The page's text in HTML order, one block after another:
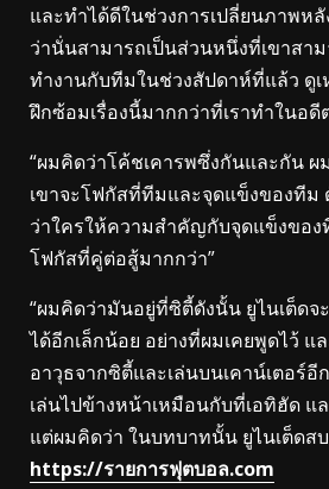
และทำได้ดีในช่วงการเปลี่ยนภาพห
ว่านั่นสามารถเป็นส่วนหนึ่งที่เขาสาม
ทำงานกับทีมในช่วงสัปดาห์ที่แล้ว ดูเ
ฝึกซ้อมเรื่องนี้มากกว่าที่เราทำในอดี
“ผมคิดว่าโค้ชเคารพซึ่งกันและกัน ผ
เขาจะโฟกัสที่ทีมและจุดแข็งของทีม
ว่าใครให้ความสำคัญกับจุดแข็งของ
โฟกัสที่คู่ต่อสู้มากกว่า”
“ผมคิดว่ามันอยู่ที่ซิตี้ดังนั้น ยูไนเต็ดจ
ได้อีกเล็กน้อย อย่างที่ผมเคยพูดไว้
อาวุธจากซิตี้และเล่นบนเคาน์เตอร์
เล่นไปข้างหน้าเหมือนกับที่เอทิฮัด แ
แต่ผมคิดว่า ในบทบาทนั้น ยูไนเต็ดส
https://รายการฟุตบอล.com